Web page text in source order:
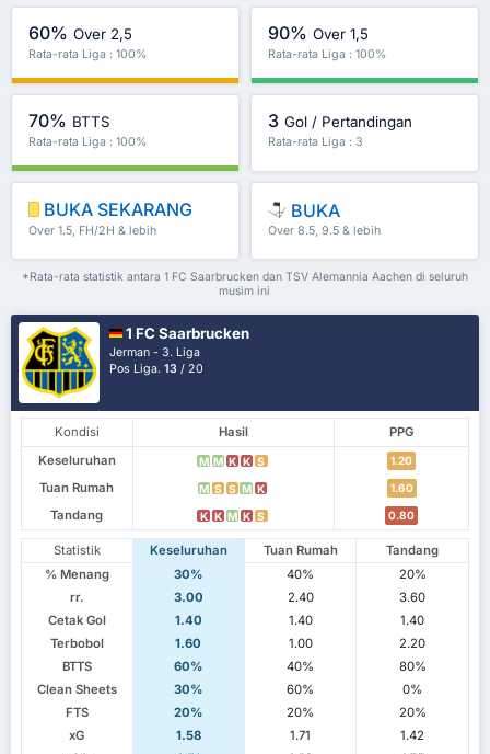
60% Over 2,5
Rata-rata Liga : 100%
90% Over 1,5
Rata-rata Liga : 100%
70% BTTS
Rata-rata Liga : 100%
3 Gol / Pertandingan
Rata-rata Liga : 3
BUKA SEKARANG
Over 1.5, FH/2H & lebih
BUKA
Over 8.5, 9.5 & lebih
*Rata-rata statistik antara 1 FC Saarbrucken dan TSV Alemannia Aachen di seluruh
musim ini
1 FC Saarbrucken
Jerman - 3. Liga
Pos Liga.13 / 20
Kondisi Hasil
PPG
Keseluruhan
M M K K S 1.20
Tuan Rumah M S S M K 1.60
Tandang K K M K S 0.80
Statistik Keseluruhan Tuan Rumah
Tandang
% Menang
30% 40%
20%
rr.
3.00 2.40
3.60
Cetak Gol
1.40 1.40
1.40
Terbobol
1.60 1.00
2.20
BTTS
60% 40%
80%
Clean Sheets
30% 60%
0%
FTS
20% 20%
20%
xG
1.58 1.71
1.42